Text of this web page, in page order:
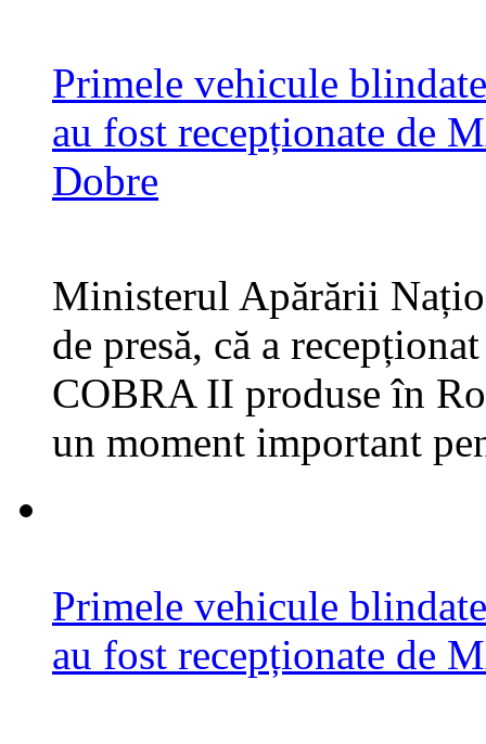
Primele vehicule
au fost recepționate de
Dobre
Ministerul Apărării
de presă, că a
COBRA II produse în
un moment important
Primele vehicule
au fost recepționate de